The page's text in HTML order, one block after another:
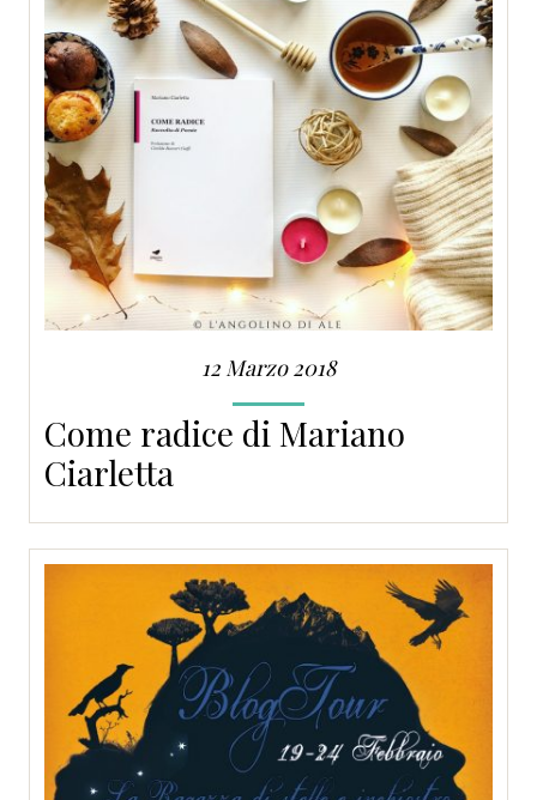
12 Marzo 2018
Come radice di Mariano
Ciarletta